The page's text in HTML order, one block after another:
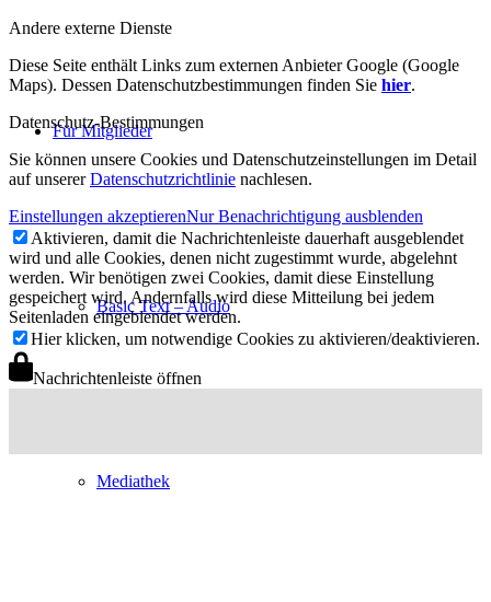
Für Mitglieder
Basic Text – Audio
Mediathek
Andere externe Dienste
Diese Seite enthält Links zum externen Anbieter Google (Google
Maps). Dessen Datenschutzbestimmungen finden Sie hier.
Datenschutz-Bestimmungen
Sie können unsere Cookies und Datenschutzeinstellungen im Detail
auf unsererDatenschutzrichtlinie nachlesen.
Einstellungen akzeptierenNur Benachrichtigung ausblenden
Aktivieren, damit die Nachrichtenleiste dauerhaft ausgeblendet
wird und alle Cookies, denen nicht zugestimmt wurde, abgelehnt
werden. Wir benötigen zwei Cookies, damit diese Einstellung
gespeichert wird. Andernfalls wird diese Mitteilung bei jedem
Seitenladen eingeblendet werden.
Hier klicken, um notwendige Cookies zu aktivieren/deaktivieren.
Nachrichtenleiste öffnen